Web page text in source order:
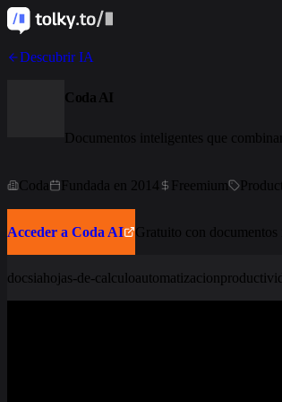
Descubrir IA
Coda AI
Documentos inteligentes que
Coda Fundada en 2014 Freemium
Acceder a Coda AI Gratuito con
docsiahojas-de-calculoautomatizacion